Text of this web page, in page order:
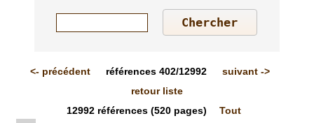
<- précédent références 402/12992 suivant ->
retour liste
12992 références(520 pages)
Tout